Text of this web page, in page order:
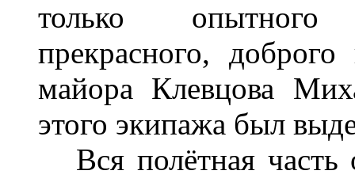
только опытного
прекрасного,
майора Клевцова
этого экипажа был
Вся полётная часть